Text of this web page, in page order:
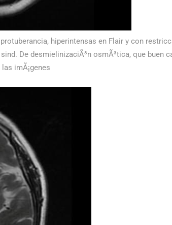
hiperintensas en Flair y con
De desmielinizaciÃ³n osmÃ³tica, que buen
las imÃ¡genes